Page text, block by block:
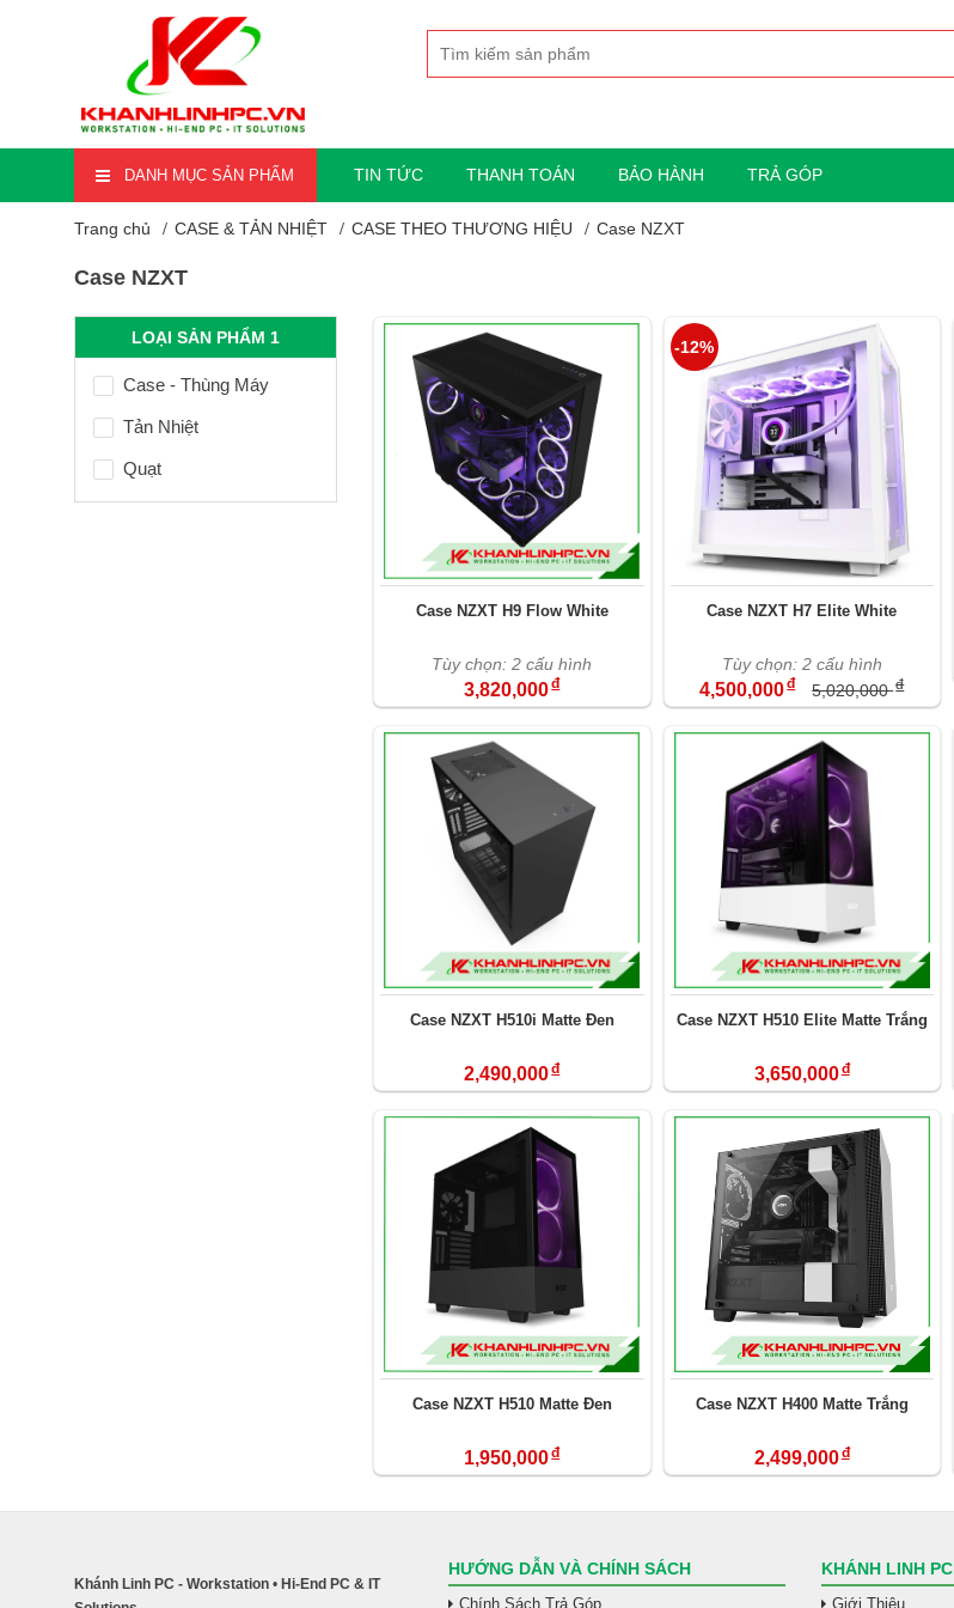
DANH MỤC SẢN PHẨM TIN TỨC THANH TOÁN BẢO HÀNH TRẢ GÓP
Trang chủ CASE & TẢN NHIỆT CASE THEO THƯƠNG HIỆU Case NZXT
Case NZXT
LOẠI SẢN PHẨM 1
Case - Thùng Máy
Tản Nhiệt
Quạt
Case NZXT H9 Flow White
Tùy chọn: 2 cấu hình
3,820,000đ
-12%
Case NZXT H7 Elite White
Tùy chọn: 2 cấu hình
4,500,000đ 5,020,000đ
Case NZXT H510i Matte Đen
2,490,000đ
Case NZXT H510 Elite Matte Trắng
3,650,000đ
Case NZXT H510 Matte Đen
1,950,000đ
Case NZXT H400 Matte Trắng
2,499,000đ
Khánh Linh PC - Workstation • Hi-End PC & IT
HƯỚNG DẪN VÀ CHÍNH SÁCH
Chính Sách Trả Góp
KHÁNH LINH PC
Giới Thiệu